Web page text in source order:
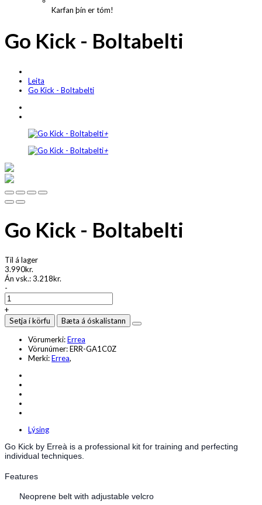
Karfan þín er tóm!
Go Kick - Boltabelti
Leita
Go Kick - Boltabelti
+
+
Go Kick - Boltabelti
Til á lager
3.990kr.
Án vsk.:3.218kr.
-
+
Setja í körfu
Bæta á óskalistann
Vörumerki:Errea
Vörunúmer:ERR-GA1C0Z
Merki:Errea,
Lýsing
Go Kick by Erreà is a professional kit for training and perfecting
individual techniques.
Features
Neoprene belt with adjustable velcro